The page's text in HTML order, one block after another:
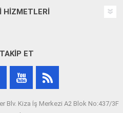
HIZMETLERI
ET
Blv. Kiza İş Merkezi A2 Blok No:437/3F